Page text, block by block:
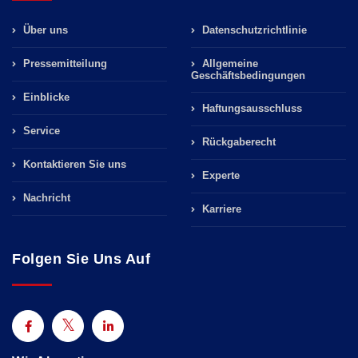
Über uns
Pressemitteilung
Einblicke
Service
Kontaktieren Sie uns
Nachricht
Datenschutzrichtlinie
Allgemeine
Geschäftsbedingungen
Haftungsausschluss
Rückgaberecht
Experte
Karriere
Folgen Sie Uns Auf